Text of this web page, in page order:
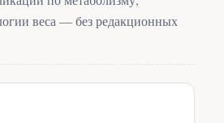
веса — без редакционных